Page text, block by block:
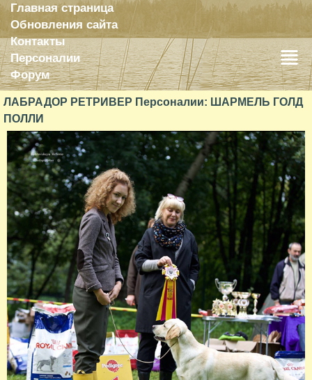
Главная страница
Обновления сайта
Контакты
Персоналии
Форум
ЛАБРАДОР РЕТРИВЕР Персоналии: ШАРМЕЛЬ ГОЛД
ПОЛЛИ